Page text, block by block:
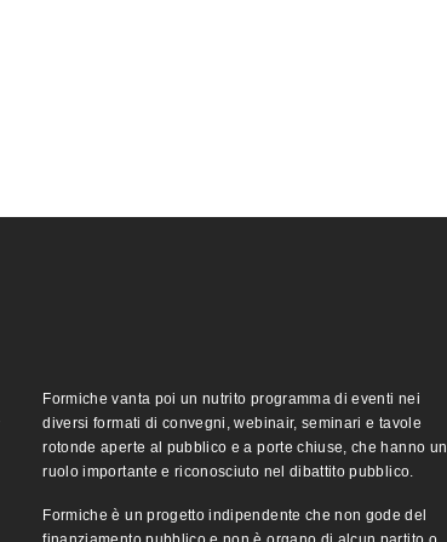
Formiche vanta poi un nutrito programma di eventi nei
diversi formati di convegni, webinair, seminari e tavole
rotonde aperte al pubblico e a porte chiuse, che hanno un
ruolo importante e riconosciuto nel dibattito pubblico.
Formiche è un progetto indipendente che non gode del